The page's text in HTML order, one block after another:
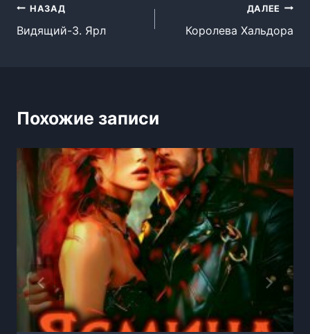
Навигация
по
НАЗАД
Видящий-3. Ярл
ДАЛЕЕ
Королева Хальдора
Похожие записи